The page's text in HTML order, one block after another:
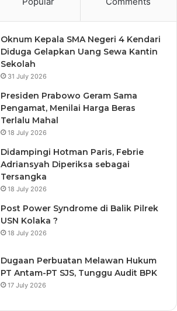
Oknum Kepala SMA Negeri 4 Kendari
Diduga Gelapkan Uang Sewa Kantin
Sekolah
31 July 2026
Presiden Prabowo Geram Sama
Pengamat, Menilai Harga Beras
Terlalu Mahal
18 July 2026
Didampingi Hotman Paris, Febrie
Adriansyah Diperiksa sebagai
Tersangka
18 July 2026
Post Power Syndrome di Balik Pilrek
USN Kolaka ?
18 July 2026
Dugaan Perbuatan Melawan Hukum
PT Antam-PT SJS, Tunggu Audit BPK
17 July 2026